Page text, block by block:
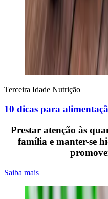
Terceira Idade Nutrição
10 dicas para
Prestar atenção às
família e manter-se
Saiba mais